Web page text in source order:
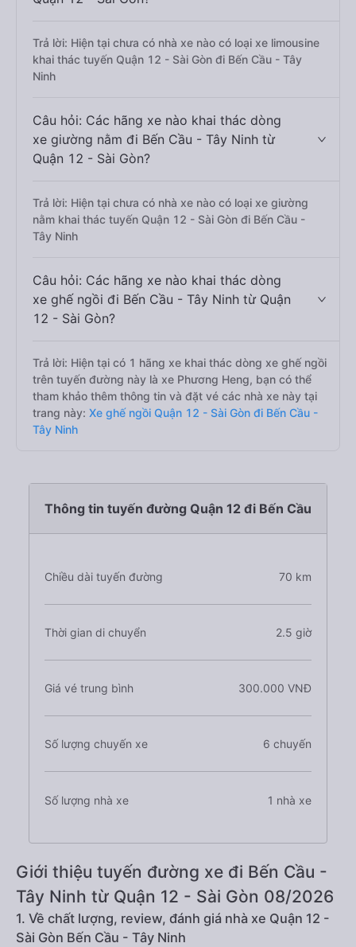
Trả lời: Hiện tại chưa có nhà xe nào có loại xe limousine
khai thác tuyến Quận 12 - Sài Gòn đi Bến Cầu - Tây
Ninh
Câu hỏi: Các hãng xe nào khai thác dòng
xe giường nằm đi Bến Cầu - Tây Ninh từ
Quận 12 - Sài Gòn?
Trả lời: Hiện tại chưa có nhà xe nào có loại xe giường
nằm khai thác tuyến Quận 12 - Sài Gòn đi Bến Cầu -
Tây Ninh
Câu hỏi: Các hãng xe nào khai thác dòng
xe ghế ngồi đi Bến Cầu - Tây Ninh từ Quận
12 - Sài Gòn?
Trả lời: Hiện tại có 1 hãng xe khai thác dòng xe ghế ngồi
trên tuyến đường này là xe Phương Heng, bạn có thể
tham khảo thêm thông tin và đặt vé các nhà xe này tại
trang này: Xe ghế ngồi Quận 12 - Sài Gòn đi Bến Cầu -
Tây Ninh
Thông tin tuyến đường Quận 12 đi Bến Cầu
Chiều dài tuyến đường 70 km
Thời gian di chuyển 2.5 giờ
Giá vé trung bình 300.000 VNĐ
Số lượng chuyến xe 6 chuyến
Số lượng nhà xe 1 nhà xe
Giới thiệu tuyến đường xe đi Bến Cầu -
Tây Ninh từ Quận 12 - Sài Gòn 08/2026
1. Về chất lượng, review, đánh giá nhà xe Quận 12 -
Sài Gòn Bến Cầu - Tây Ninh